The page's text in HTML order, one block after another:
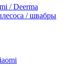
/ Deerma
/ швабры